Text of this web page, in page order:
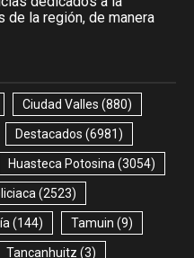
la región, de manera
Ciudad Valles (880)
Destacados (6981)
Huasteca Potosina (3054)
(2523)
(144) Tamuin (9)
Tancanhuitz (3)